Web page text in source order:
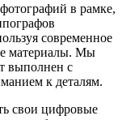
в рамке,
современное
материалы. Мы
выполнен с
к деталям.
свои цифровые